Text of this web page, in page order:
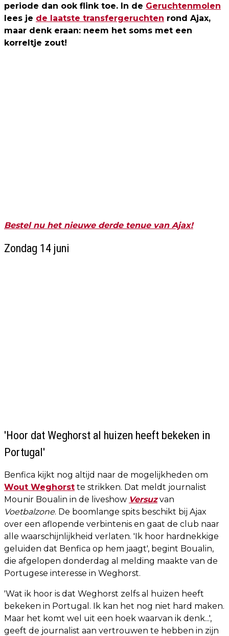
periode dan ook flink toe. In de Geruchtenmolen
lees je de laatste transfergeruchten rond Ajax,
maar denk eraan: neem het soms met een
korreltje zout!
Bestel nu het nieuwe derde tenue van Ajax!
Zondag 14 juni
'Hoor dat Weghorst al huizen heeft bekeken in
Portugal'
Benfica kijkt nog altijd naar de mogelijkheden om
Wout Weghorst te strikken. Dat meldt journalist
Mounir Boualin in de liveshow Versuzvan
Voetbalzone. De boomlange spits beschikt bij Ajax
over een aflopende verbintenis en gaat de club naar
alle waarschijnlijkheid verlaten. 'Ik hoor hardnekkige
geluiden dat Benfica op hem jaagt', begint Boualin,
die afgelopen donderdag al melding maakte van de
Portugese interesse in Weghorst.
'Wat ik hoor is dat Weghorst zelfs al huizen heeft
bekeken in Portugal. Ik kan het nog niet hard maken.
Maar het komt wel uit een hoek waarvan ik denk...',
geeft de journalist aan vertrouwen te hebben in zijn